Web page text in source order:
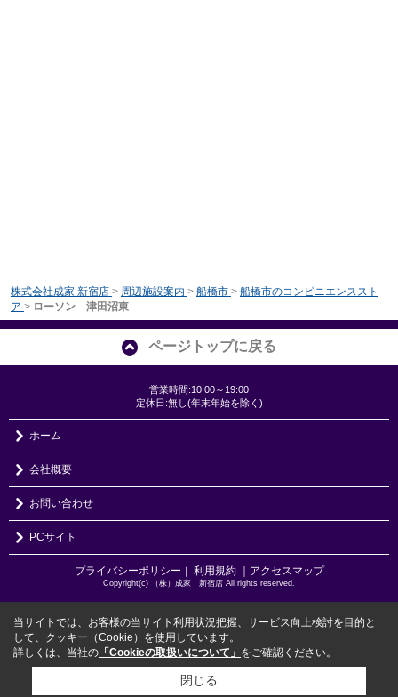
株式会社成家 新宿店 > 周辺施設案内 > 船橋市 > 船橋市のコンビニエンススト
ア > ローソン 津田沼東
ページトップに戻る
営業時間:10:00～19:00
定休日:無し(年末年始を除く)
ホーム
会社概要
お問い合わせ
PCサイト
プライバシーポリシー ｜ 利用規約 ｜アクセスマップ
Copyright(c) （株）成家 新宿店 All rights reserved.
当サイトでは、お客様の当サイト利用状況把握、サービス向上検討を目的と
して、クッキー（Cookie）を使用しています。
詳しくは、当社の 「Cookieの取扱いについて」 をご確認ください。
閉じる